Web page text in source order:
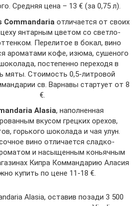
Средняя цена – 13 € (за 0,75 л).
Commandaria отличается от своих
янтарным цветом со светло-
Перелитое в бокал, вино
ароматами кофе, изюма, сушеного
постепенно переходя в
мяты. Стоимость 0,5-литровой
св. Варнавы стартует от 8
€.
Alasia, наполненная
вкусом грецких орехов,
горького шоколада и чая улун.
вино отличается сладко-
и насыщенным коньячным
Кипра Коммандарию Аласия
купить по цене 11-18 €.
Alasia, оставив позади 3 500